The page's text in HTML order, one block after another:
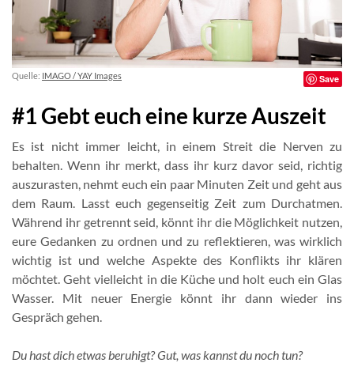
Quelle: IMAGO / YAY Images Save
#1 Gebt euch eine kurze Auszeit
Es ist nicht immer leicht, in einem Streit die Nerven zu
behalten. Wenn ihr merkt, dass ihr kurz davor seid, richtig
auszurasten, nehmt euch ein paar Minuten Zeit und geht aus
dem Raum. Lasst euch gegenseitig Zeit zum Durchatmen.
Während ihr getrennt seid, könnt ihr die Möglichkeit nutzen,
eure Gedanken zu ordnen und zu reflektieren, was wirklich
wichtig ist und welche Aspekte des Konflikts ihr klären
möchtet. Geht vielleicht in die Küche und holt euch ein Glas
Wasser. Mit neuer Energie könnt ihr dann wieder ins
Gespräch gehen.
Du hast dich etwas beruhigt? Gut, was kannst du noch tun?